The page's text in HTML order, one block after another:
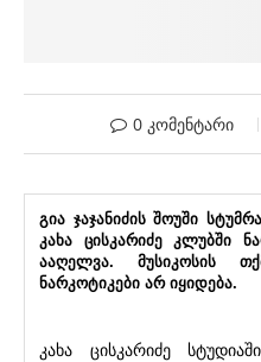
0 კომენტარი
გია ჯაჯანიძის შოუში
კახა ცისკარიძე კლუბში
ააღელვა. მუსიკოსის
ნარკოტიკები არ იყიდება.
კახა ცისკარიძე